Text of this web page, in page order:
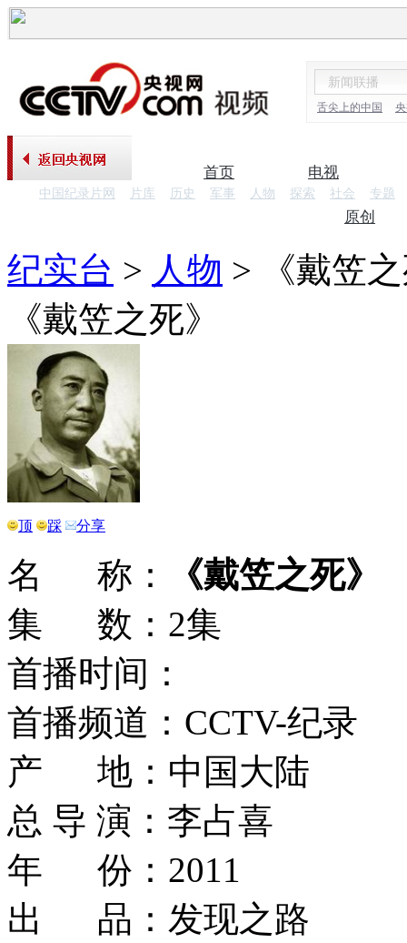
舌尖上的中国
首页 电视
中国纪录片网 片库 历史 军事 人物 探索 社会 专题
原创
纪实台 > 人物 >
《戴笠
《戴笠之死》
顶 踩 分享
名 称：
《戴笠之死》
集 数：2集
首播时间：
首播频道：CCTV-纪录
产 地：中国大陆
总 导 演：李占喜
年 份：2011
出 品：发现之路